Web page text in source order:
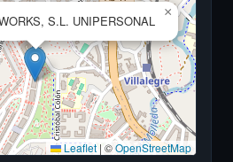
S.L. UNIPERSONAL
×
Leaflet | ©OpenStreetMap